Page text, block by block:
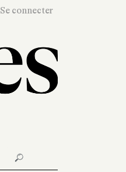
Se connecter
🔎